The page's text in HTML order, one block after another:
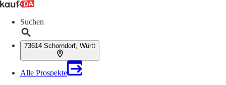
Suchen
73614 Schorndorf, Württ
Alle Prospekte